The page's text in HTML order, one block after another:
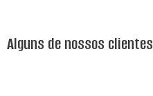
Alguns de nossos clientes